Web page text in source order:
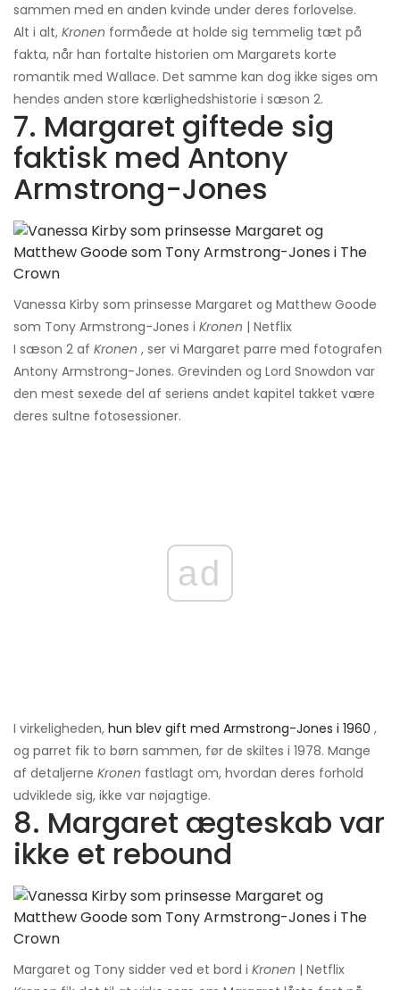
sammen med en anden kvinde under deres forlovelse.
Alt i alt, Kronen formåede at holde sig temmelig tæt på
fakta, når han fortalte historien om Margarets korte
romantik med Wallace. Det samme kan dog ikke siges om
hendes anden store kærlighedshistorie i sæson 2.
7. Margaret giftede sig
faktisk med Antony
Armstrong-Jones
Vanessa Kirby som prinsesse Margaret og Matthew Goode
som Tony Armstrong-Jones i Kronen | Netflix
I sæson 2 af Kronen , ser vi Margaret parre med fotografen
Antony Armstrong-Jones. Grevinden og Lord Snowdon var
den mest sexede del af seriens andet kapitel takket være
deres sultne fotosessioner.
ad
I virkeligheden, hun blev gift med Armstrong-Jones i 1960 ,
og parret fik to børn sammen, før de skiltes i 1978. Mange
af detaljerne Kronen fastlagt om, hvordan deres forhold
udviklede sig, ikke var nøjagtige.
8. Margaret ægteskab var
ikke et rebound
Margaret og Tony sidder ved et bord i Kronen | Netflix